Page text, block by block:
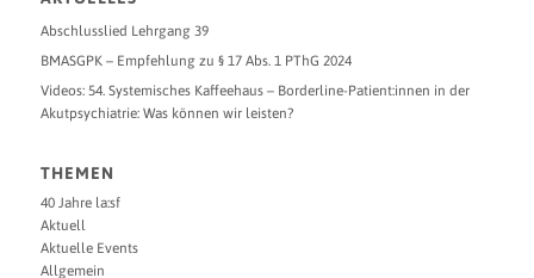
Abschlusslied Lehrgang 39
BMASGPK – Empfehlung zu § 17 Abs. 1 PThG 2024
Videos: 54. Systemisches Kaffeehaus – Borderline-Patient:innen in der
Akutpsychiatrie: Was können wir leisten?
THEMEN
40 Jahre la:sf
Aktuell
Aktuelle Events
Allgemein